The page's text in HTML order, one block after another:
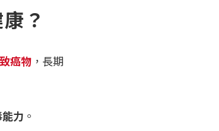
？
癌物 ，長期
力 。